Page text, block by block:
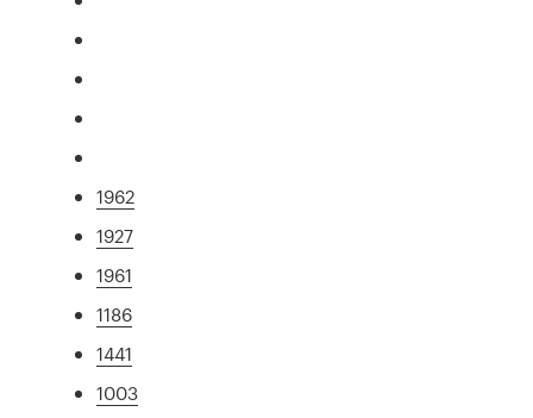
1962
1927
1961
1186
1441
1003